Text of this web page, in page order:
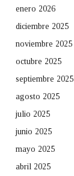
enero 2026
diciembre 2025
noviembre 2025
octubre 2025
septiembre 2025
agosto 2025
julio 2025
junio 2025
mayo 2025
abril 2025